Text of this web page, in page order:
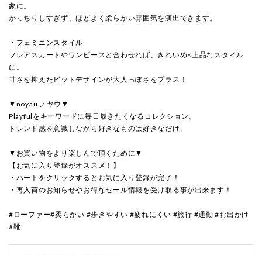
象に。
かっちりしすぎず、ほどよく柔らかい雰囲気を演出できます。
・フェミニンスタイル
フレアスカートやワンピースと合わせれば、きれいめ×上品なスタイル
に。
甘さを抑えたビットデザインが大人っぽさをプラス！
▼noyau ノヤウ▼
Playfulをキーワードに毎日履きたくなるコレクション。
トレンド感を意識しながら好きなものは好きなだけ。
▼お買い物をより楽しんで頂くために▼
【お気に入り登録がオススメ！】
・ハートをクリックするとお気に入り登録が完了！
・再入荷のお知らせやお得なセール情報を受け取る事が出来ます！
#ローファー#柔らかい #歩きやすい #疲れにくい #旅行 #通勤 #お出かけ
#靴